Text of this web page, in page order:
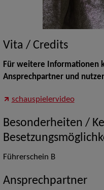
Vita / Credits
Für weitere Informationen
Ansprechpartner und
schauspielervideo
Besonderheiten /
Führerschein B
Ansprechpartner